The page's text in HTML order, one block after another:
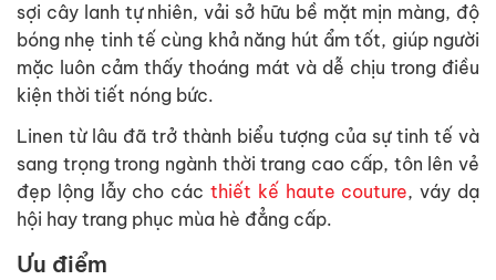
sợi cây lanh tự nhiên, vải sở hữu bề mặt mịn màng, độ
bóng nhẹ tinh tế cùng khả năng hút ẩm tốt, giúp người
mặc luôn cảm thấy thoáng mát và dễ chịu trong điều
kiện thời tiết nóng bức.
Linen từ lâu đã trở thành biểu tượng của sự tinh tế và
sang trọng trong ngành thời trang cao cấp, tôn lên vẻ
đẹp lộng lẫy cho các thiết kế haute couture, váy dạ
hội hay trang phục mùa hè đẳng cấp.
Ưu điểm